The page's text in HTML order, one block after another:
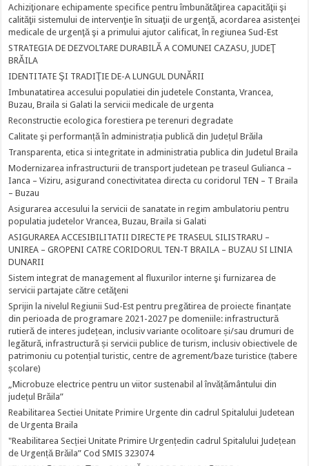
Achiziţionare echipamente specifice pentru îmbunătăţirea capacităţii şi
calităţii sistemului de intervenţie în situaţii de urgenţă, acordarea asistenţei
medicale de urgenţă şi a primului ajutor calificat, în regiunea Sud-Est
STRATEGIA DE DEZVOLTARE DURABILĂ A COMUNEI CAZASU, JUDEŢ
BRĂILA
IDENTITATE ŞI TRADIŢIE DE-A LUNGUL DUNĂRII
Imbunatatirea accesului populatiei din judetele Constanta, Vrancea,
Buzau, Braila si Galati la servicii medicale de urgenta
Reconstructie ecologica forestiera pe terenuri degradate
Calitate şi performanță în administrația publică din Județul Brăila
Transparenta, etica si integritate in administratia publica din Judetul Braila
Modernizarea infrastructurii de transport judetean pe traseul Gulianca –
Ianca – Viziru, asigurand conectivitatea directa cu coridorul TEN – T Braila
– Buzau
Asigurarea accesului la servicii de sanatate in regim ambulatoriu pentru
populatia judetelor Vrancea, Buzau, Braila si Galati
ASIGURAREA ACCESIBILITATII DIRECTE PE TRASEUL SILISTRARU –
UNIREA – GROPENI CATRE CORIDORUL TEN-T BRAILA – BUZAU SI LINIA
DUNARII
Sistem integrat de management al fluxurilor interne şi furnizarea de
servicii partajate către cetăţeni
Sprijin la nivelul Regiunii Sud-Est pentru pregătirea de proiecte finanțate
din perioada de programare 2021-2027 pe domeniile: infrastructură
rutieră de interes județean, inclusiv variante ocolitoare și/sau drumuri de
legătură, infrastructură și servicii publice de turism, inclusiv obiectivele de
patrimoniu cu potențial turistic, centre de agrement/baze turistice (tabere
școlare)
„Microbuze electrice pentru un viitor sustenabil al învățământului din
județul Brăila”
Reabilitarea Sectiei Unitate Primire Urgente din cadrul Spitalului Judetean
de Urgenta Braila
"Reabilitarea Secției Unitate Primire Urgențedin cadrul Spitalului Județean
de Urgență Brăila” Cod SMIS 323074